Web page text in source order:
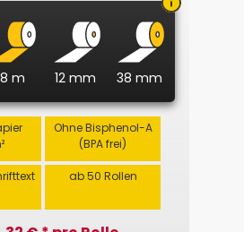
m 12 mm 38 mm
Ohne Bisphenol-A
(BPA frei)
ab 50 Rollen